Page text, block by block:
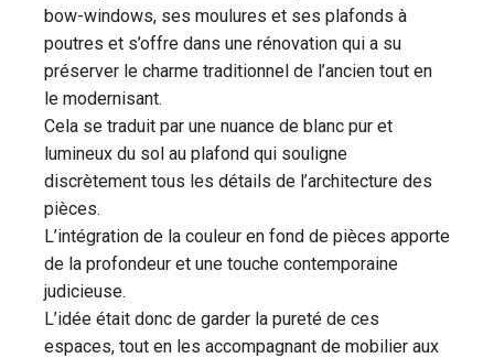
bow-windows, ses moulures et ses plafonds à
poutres et s’offre dans une rénovation qui a su
préserver le charme traditionnel de l’ancien tout en
le modernisant.
Cela se traduit par une nuance de blanc pur et
lumineux du sol au plafond qui souligne
discrètement tous les détails de l’architecture des
pièces.
L’intégration de la couleur en fond de pièces apporte
de la profondeur et une touche contemporaine
judicieuse.
L’idée était donc de garder la pureté de ces
espaces, tout en les accompagnant de mobilier aux